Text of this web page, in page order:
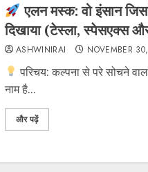
एलन मस्क: वो इंसान
दिखाया (टेस्ला, स्पेसएक्स
ASHWINIRAI NOVEMBER
परिचय: कल्पना से परे सोचने
नाम है...
और पढ़ें